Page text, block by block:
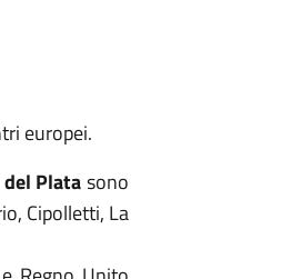
europei.
Platasono
Cipolletti, La